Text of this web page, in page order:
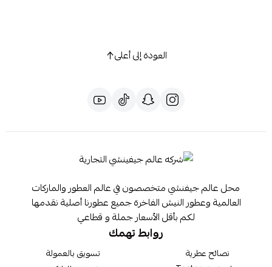
العودة إلى أعلى
محل عالم جيفنشي متخصصون في عالم العطور والماركات
العالمية وعطور النيش الفاخرة جميع عطورنا أصلية نقدمها
لكم بأقل الأسعار جملة و قطاعي
روابط تهمك
نصائح عطرية
تسويق بالعمولة